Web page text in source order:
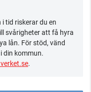
tid riskerar du en
svårigheter att få hyra
lån. För stöd, vänd
din kommun.
.